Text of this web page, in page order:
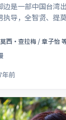
边是一部中国台湾
执导，全智贤、提
2018年11月14日
勇敢迈出的一步
力，节奏起伏得当
化了类型片的观感
合关注现实主义
西·查拉梅 / 章子怡
年前